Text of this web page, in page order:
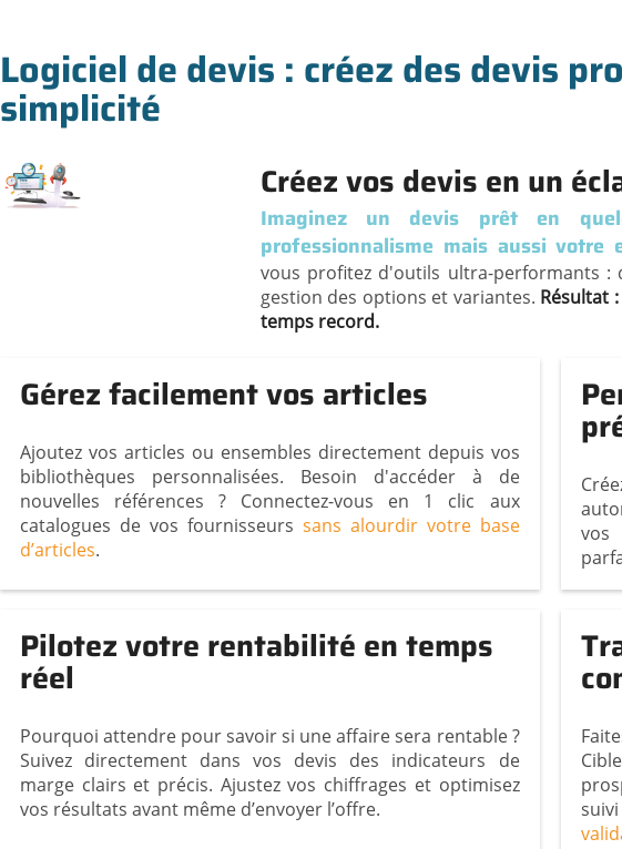
Logiciel de devis : créez des devis
simplicité
Créez vos devis en un
Imaginez un devis prêt en
professionnalisme mais aussi votre
vous profitez d'outils ultra-performants :
gestion des options et variantes. Résultat
temps record.
Gérez facilement vos articles
Ajoutez vos articles ou ensembles directement depuis vos
bibliothèques personnalisées. Besoin d'accéder à de
nouvelles références ? Connectez-vous en 1 clic aux
catalogues de vos fournisseurs sans alourdir votre base
d’articles.
vos
Pilotez votre rentabilité en temps
réel
Pourquoi attendre pour savoir si une affaire sera rentable ?
Suivez directement dans vos devis des indicateurs de
marge clairs et précis. Ajustez vos chiffrages et optimisez
vos résultats avant même d’envoyer l’offre.